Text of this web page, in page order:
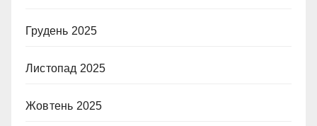
Грудень 2025
Листопад 2025
Жовтень 2025